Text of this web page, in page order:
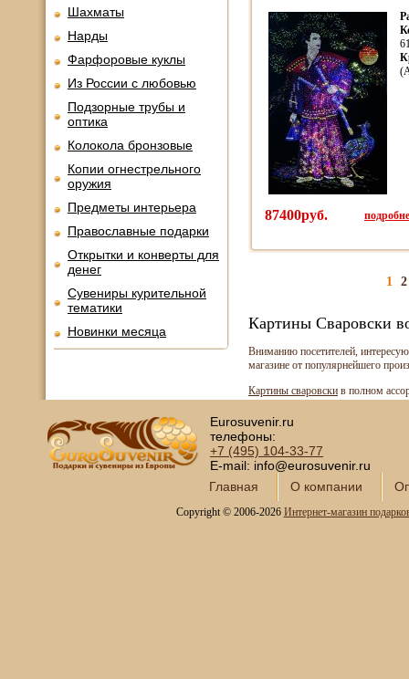
Шахматы
Нарды
Фарфоровые куклы
Из России с любовью
Подзорные трубы и
оптика
Колокола бронзовые
Копии огнестрельного
оружия
Предметы интерьера
Православные подарки
Открытки и конверты для
денег
Сувениры курительной
тематики
Новинки месяца
87400руб.
1 2
Картины Сваровски
Вниманию посетителей,
магазине от популярнейшего
Картины сваровски в полном
Eurosuvenir.ru
телефоны:
+7 (495) 104-33-77
E-mail: info@eurosuvenir.ru
Главная
О компании
Copyright © 2006-2026 Интернет-магазин